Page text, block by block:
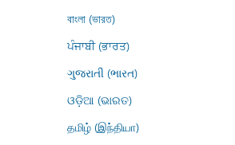
বাংলা (ভারত)
ਪੰਜਾਬੀ (ਭਾਰਤ)
ગુજરાતી (ભારત)
ଓଡ଼ିଆ (ଭାରତ)
தமிழ் (இந்தியா)